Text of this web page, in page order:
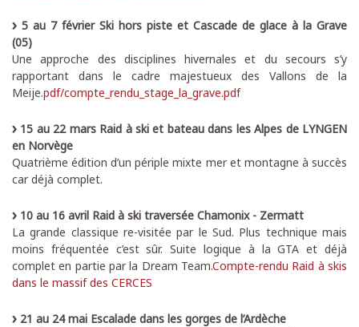
5 au 7 février Ski hors piste et Cascade de glace à la Grave
(05)
Une approche des disciplines hivernales et du secours s’y
rapportant dans le cadre majestueux des Vallons de la
Meije.pdf/compte_rendu_stage_la_grave.pdf
15 au 22 mars Raid à ski et bateau dans les Alpes de LYNGEN
en Norvège
Quatrième édition d’un périple mixte mer et montagne à succès
car déjà complet.
10 au 16 avril Raid à ski traversée Chamonix - Zermatt
La grande classique re-visitée par le Sud. Plus technique mais
moins fréquentée c’est sûr. Suite logique à la GTA et déjà
complet en partie par la Dream Team.Compte-rendu Raid à skis
dans le massif des CERCES
21 au 24 mai Escalade dans les gorges de l’Ardèche